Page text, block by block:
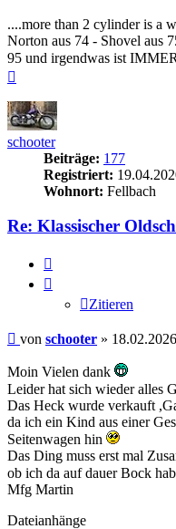
....more than 2 cylinder is a
Norton aus 74 - Shovel aus
95 und irgendwas ist
schooter
Beiträge: 177
Registriert:
Wohnort: Fellbach
Re: Klassischer
Zitieren
Beitrag
von schooter »
Moin Vielen dank
Leider hat sich wieder alles
Das Heck wurde verkauft
da ich ein Kind aus einer
Seitenwagen hin
Das Ding muss erst mal
ob ich da auf dauer Bock
Mfg Martin
Dateianhänge